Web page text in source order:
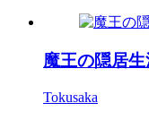
魔王の隠居
Tokusaka